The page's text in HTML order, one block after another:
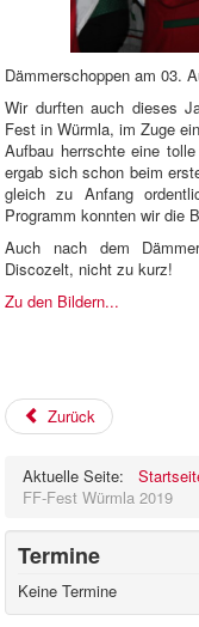
Dämmerschoppen am 03.
Wir durften auch dieses
Fest in Würmla, im Zuge
Aufbau herrschte eine
ergab sich schon beim
gleich zu Anfang
Programm konnten wir die
Auch nach dem
Discozelt, nicht zu kurz!
Zu den Bildern...
Zurück
Aktuelle Seite:
FF-Fest Würmla 2019
Termine
Keine Termine